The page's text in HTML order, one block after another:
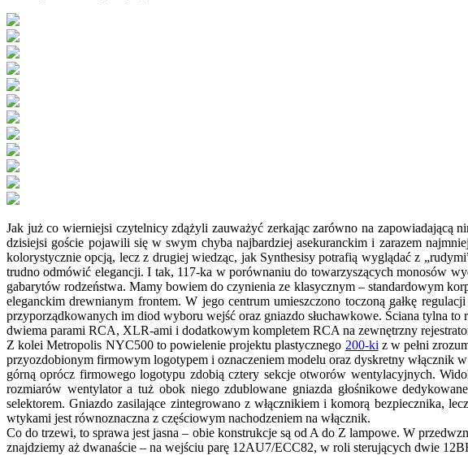
Jak już co wierniejsi czytelnicy zdążyli zauważyć zerkając zarówno na zapowiadającą
dzisiejsi goście pojawili się w swym chyba najbardziej asekuranckim i zarazem
kolorystycznie opcją, lecz z drugiej wiedząc, jak Synthesisy potrafią wyglądać z
trudno odmówić elegancji. I tak, 117-ka w porównaniu do towarzyszących monosów
gabarytów rodzeństwa. Mamy bowiem do czynienia ze klasycznym – standardowym
eleganckim drewnianym frontem. W jego centrum umieszczono toczoną gałkę
przyporządkowanych im diod wyboru wejść oraz gniazdo słuchawkowe. Ściana tylna
dwiema parami RCA, XLR-ami i dodatkowym kompletem RCA na zewnętrzny
Z kolei Metropolis NYC500 to powielenie projektu plastycznego 200-ki z w pełni
przyozdobionym firmowym logotypem i oznaczeniem modelu oraz dyskretny
górną oprócz firmowego logotypu zdobią cztery sekcje otworów wentylacyjnych.
rozmiarów wentylator a tuż obok niego zdublowane gniazda głośnikowe
selektorem. Gniazdo zasilające zintegrowano z włącznikiem i komorą bezpiecznika,
wtykami jest równoznaczna z częściowym nachodzeniem na włącznik.
Co do trzewi, to sprawa jest jasna – obie konstrukcje są od A do Z lampowe. W
znajdziemy aż dwanaście – na wejściu parę 12AU7/ECC82, w roli sterujących dwie